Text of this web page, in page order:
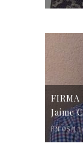
FIRMA
Jaime
EN 05/